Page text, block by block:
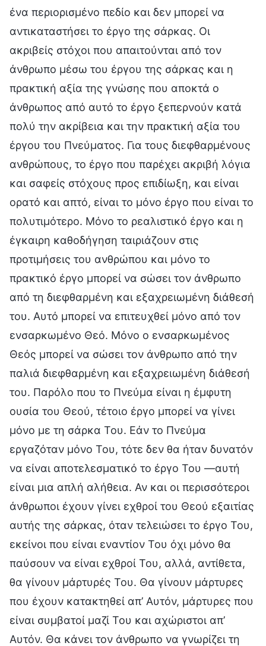
ένα περιορισμένο πεδίο και δεν μπορεί να
αντικαταστήσει το έργο της σάρκας. Οι
ακριβείς στόχοι που απαιτούνται από τον
άνθρωπο μέσω του έργου της σάρκας και η
πρακτική αξία της γνώσης που αποκτά ο
άνθρωπος από αυτό το έργο ξεπερνούν κατά
πολύ την ακρίβεια και την πρακτική αξία του
έργου του Πνεύματος. Για τους διεφθαρμένους
ανθρώπους, το έργο που παρέχει ακριβή λόγια
και σαφείς στόχους προς επιδίωξη, και είναι
ορατό και απτό, είναι το μόνο έργο που είναι το
πολυτιμότερο. Μόνο το ρεαλιστικό έργο και η
έγκαιρη καθοδήγηση ταιριάζουν στις
προτιμήσεις του ανθρώπου και μόνο το
πρακτικό έργο μπορεί να σώσει τον άνθρωπο
από τη διεφθαρμένη και εξαχρειωμένη διάθεσή
του. Αυτό μπορεί να επιτευχθεί μόνο από τον
ενσαρκωμένο Θεό. Μόνο ο ενσαρκωμένος
Θεός μπορεί να σώσει τον άνθρωπο από την
παλιά διεφθαρμένη και εξαχρειωμένη διάθεσή
του. Παρόλο που το Πνεύμα είναι η έμφυτη
ουσία του Θεού, τέτοιο έργο μπορεί να γίνει
μόνο με τη σάρκα Του. Εάν το Πνεύμα
εργαζόταν μόνο Του, τότε δεν θα ήταν δυνατόν
να είναι αποτελεσματικό το έργο Του —αυτή
είναι μια απλή αλήθεια. Αν και οι περισσότεροι
άνθρωποι έχουν γίνει εχθροί του Θεού εξαιτίας
αυτής της σάρκας, όταν τελειώσει το έργο Του,
εκείνοι που είναι εναντίον Του όχι μόνο θα
παύσουν να είναι εχθροί Του, αλλά, αντίθετα,
θα γίνουν μάρτυρές Του. Θα γίνουν μάρτυρες
που έχουν κατακτηθεί απ’ Αυτόν, μάρτυρες που
είναι συμβατοί μαζί Του και αχώριστοι απ’
Αυτόν. Θα κάνει τον άνθρωπο να γνωρίζει τη